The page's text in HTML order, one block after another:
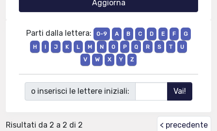
Parti dalla lettera: 0-9 A B C D E F
G
H
I J K L M N O P Q R S T
U
V
W X Y Z
o inserisci le lettere iniziali:
Risultati da 2 a 2 di 2 < precedente